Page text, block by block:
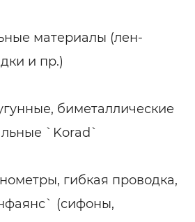
материалы (лен-
и пр.)
биметаллические
`Korad`
гибкая проводка,
(сифоны,